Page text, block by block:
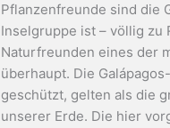
Pflanzenfreunde sind die
Inselgruppe ist – völlig zu
Naturfreunden eines der
überhaupt. Die
geschützt, gelten als die
unserer Erde. Die hier